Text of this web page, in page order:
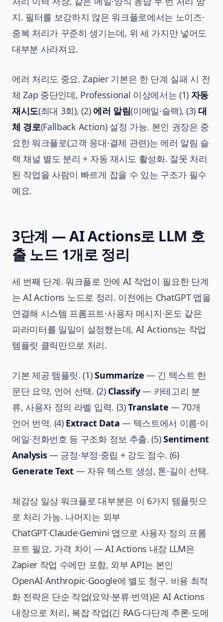
지. 필터를 보강하지 않은 워크플로에서는 노이즈·
중복 처리가 꾸준히 생기는데, 위 세 가지만 넣어도
대부분 사라져요.
에러 처리도 중요. Zapier 기본은 한 단계 실패 시 전
체 Zap 중단인데, Professional 이상에서는 (1) 자동
재시도(최대 3회), (2) 에러 알림(이메일·슬랙), (3) 대
체 경로(Fallback Action) 설정 가능. 본인 권장은 중
요한 워크플로(고객 응대·결제 관련)는 에러 알림 슬
랙 채널 별도 분리 + 자동 재시도 활성화. 잘못 처리
된 작업을 사람이 빠르게 잡을 수 있는 구조가 필수
예요.
3단계 — AI Actions로 LLM 호
출 노드 1개로 정리
세 번째 단계. 워크플로 안에 AI 작업이 필요한 단계
는 AI Actions 노드로 정리. 이전에는 ChatGPT 앱을
연결해 시스템 프롬프트·사용자 메시지·온도 같은
파라미터를 일일이 설정했는데, AI Actions는 작업
템플릿 클릭만으로 처리.
기본 제공 템플릿. (1)Summarize — 긴 텍스트 한
문단 요약, 언어 선택. (2) Classify— 카테고리 분
류, 사용자 정의 라벨 입력. (3)Translate — 70개
언어 번역. (4) Extract Data — 텍스트에서 이름·이
메일·전화번호 등 구조화 정보 추출. (5)Sentiment
Analysis— 긍정·부정·중립 + 강도 점수. (6)
Generate Text— 자유 텍스트 생성, 톤·길이 선택.
체감상 일상 워크플로 대부분은 이 6가지 템플릿으
로 처리 가능. 나머지는 외부
ChatGPT·Claude·Gemini 앱으로 사용자 정의 프롬
프트 필요. 가격 차이 — AI Actions 내장 LLM은
Zapier 작업 수에만 포함, 외부 API는 본인
OpenAI·Anthropic·Google에 별도 청구. 비용 최적
화 전략은 단순 작업(요약·분류·번역)은 AI Actions
내장으로 처리, 복잡 작업(긴 RAG·다단계 추론·도메